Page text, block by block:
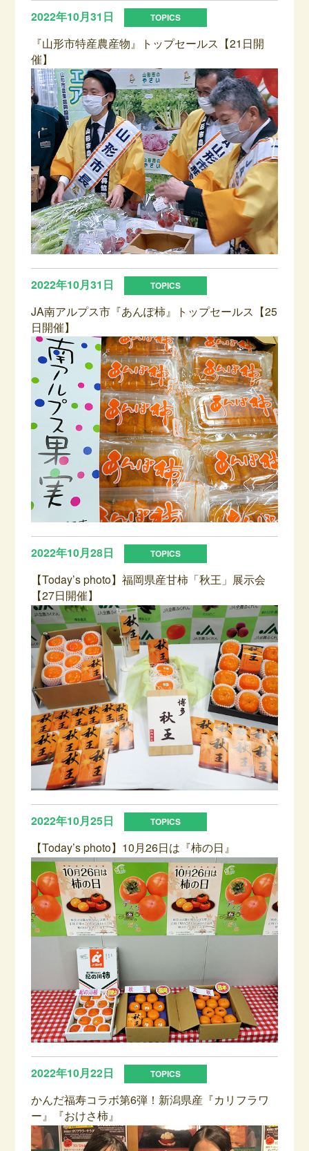
2022年10月31日
『山形市特産農産物』トップセールス【21日開
催】
2022年10月31日
JA南アルプス市『あんぽ柿』トップセールス【25
日開催】
2022年10月28日
【Today’s photo】福岡県産甘柿「秋王」展示会
【27日開催】
2022年10月25日
【Today’s photo】10月26日は『柿の日』
2022年10月22日
かんだ福寿コラボ第6弾！新潟県産『カリフラワ
ー』『おけさ柿』